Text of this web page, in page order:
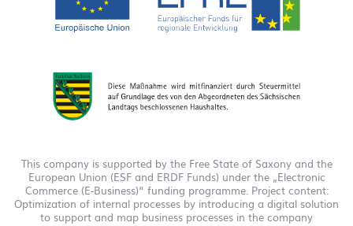
This company is supported by the Free State of Saxony and the
European Union (ESF and ERDF Funds) under the „Electronic
Commerce (E-Business)“ funding programme. Project content:
Optimization of internal processes by introducing a digital solution
to support and map business processes in the company